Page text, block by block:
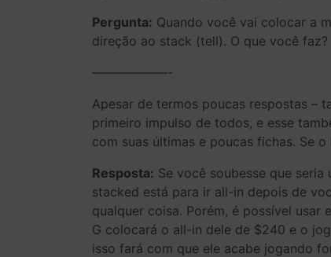
Pergunta: Quando você vai colocar a
direção ao stack (tell). O que você faz?
——————-
Apesar de termos poucas respostas –
primeiro impulso de todos, e esse
com suas últimas e poucas fichas. Se
Resposta: Se você soubesse que
stacked está para ir all-in depois de
qualquer coisa. Porém, é possível
G colocará o all-in dele de $240 e o
isso fará com que ele acabe jogando